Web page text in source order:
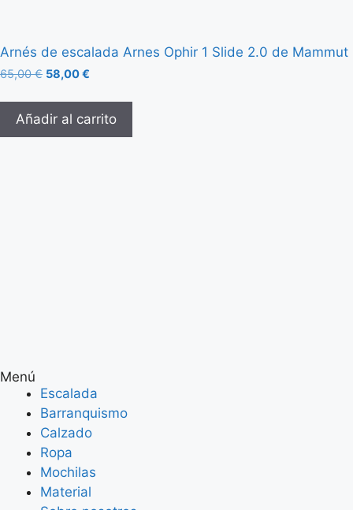
Arnés de escalada Arnes Ophir 1 Slide 2.0 de Mammut
65,00€ 58,00€
Añadir al carrito
Menú
Escalada
Barranquismo
Calzado
Ropa
Mochilas
Material